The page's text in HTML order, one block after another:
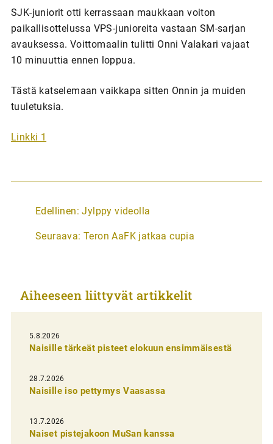
SJK-juniorit otti kerrassaan maukkaan voiton
paikallisottelussa VPS-junioreita vastaan SM-sarjan
avauksessa. Voittomaalin tulitti Onni Valakari vajaat
10 minuuttia ennen loppua.
Tästä katselemaan vaikkapa sitten Onnin ja muiden
tuuletuksia.
Linkki 1
A
t
k
e
l
i
e
n
e
Edellinen: Jylppy videolla
Seuraava: Teron AaFK jatkaa cupia
Aiheeseen liittyvät artikkelit
5.8.2026
Naisille tärkeät pisteet elokuun ensimmäisestä
28.7.2026
Naisille iso pettymys Vaasassa
13.7.2026
Naiset pistejakoon MuSan kanssa